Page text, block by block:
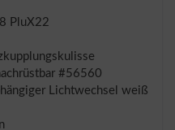
PluX22
#56560
Lichtwechsel weiß